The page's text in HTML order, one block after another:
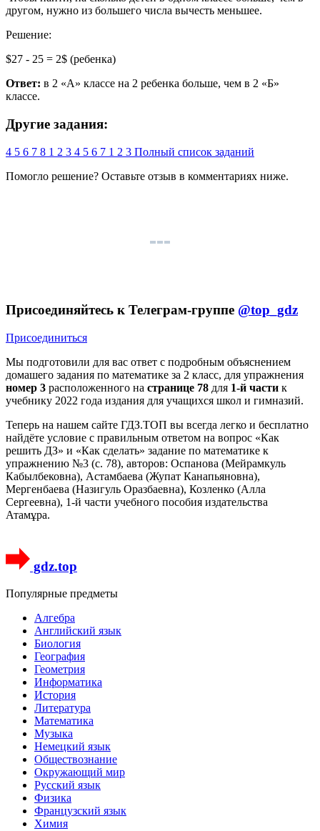
другом, нужно из большего числа вычесть меньшее.
Решение:
$27 - 25 = 2$ (ребенка)
Ответ: в 2 «А» классе на 2 ребенка больше, чем в 2 «Б»
классе.
Другие задания:
4 5 6 7 8 1 2 3 4 5 6 7 1 2 3 Полный список заданий
Помогло решение? Оставьте отзыв в комментариях ниже.
Присоединяйтесь к Телеграм-группе @top_gdz
Присоединиться
Мы подготовили для вас ответ c подробным объяснением
домашего задания по математике за 2 класс, для упражнения
номер 3 расположенного на странице 78 для 1-й части к
учебнику 2022 года издания для учащихся школ и гимназий.
Теперь на нашем сайте ГДЗ.ТОП вы всегда легко и бесплатно
найдёте условие с правильным ответом на вопрос «Как
решить ДЗ» и «Как сделать» задание по математике к
упражнению №3 (с. 78), авторов: Оспанова (Мейрамкуль
Кабылбековна), Астамбаева (Жупат Канапьяновна),
Мергенбаева (Назигуль Оразбаевна), Козленко (Алла
Сергеевна), 1-й части учебного пособия издательства
Атамұра.
gdz.top
Популярные предметы
Алгебра
Английский язык
Биология
География
Геометрия
Информатика
История
Литература
Математика
Музыка
Немецкий язык
Обществознание
Окружающий мир
Русский язык
Физика
Французский язык
Химия